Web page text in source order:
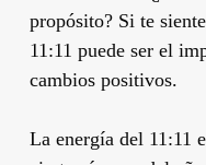
propósito? Si te
11:11 puede ser el
cambios positivos.
La energía del 11:11